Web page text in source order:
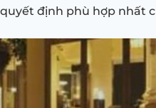
định phù hợp nhất